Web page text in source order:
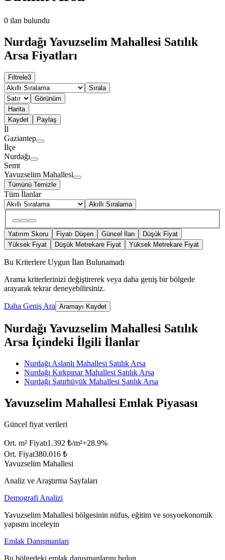
0 ilan bulundu
Nurdağı Yavuzselim Mahallesi Satılık
Arsa Fiyatları
Filtrele3
Sırala
Görünüm
Harita
Kaydet
Paylaş
İl
Gaziantep
İlçe
Nurdağı
Semt
Yavuzselim Mahallesi
Tümünü Temizle
Tüm İlanlar
Akıllı Sıralama
Yatırım Skoru Fiyatı Düşen Güncel İlan
Düşük Fiyat
Yüksek Fiyat
Düşük Metrekare Fiyat Yüksek Metrekare Fiyat
Bu Kriterlere Uygun İlan Bulunamadı
Arama kriterlerinizi değiştirerek veya daha geniş bir bölgede
arayarak tekrar deneyebilirsiniz.
Daha Geniş Ara Aramayı Kaydet
Nurdağı Yavuzselim Mahallesi Satılık
Arsa İçindeki İlgili İlanlar
Nurdağı Aslanlı Mahallesi Satılık Arsa
Nurdağı Kırkpınar Mahallesi Satılık Arsa
Nurdağı Şatırhüyük Mahallesi Satılık Arsa
Yavuzselim Mahallesi Emlak Piyasası
Güncel fiyat verileri
Ort. m² Fiyatı1.392 ₺/m²+28.9%
Ort. Fiyat380.016 ₺
Yavuzselim Mahallesi
Analiz ve Araştırma Sayfaları
Demografi Analizi
Yavuzselim Mahallesi bölgesinin nüfus, eğitim ve sosyoekonomik
yapısını inceleyin
Emlak Danışmanları
Bu bölgedeki emlak danışmanlarını bulun